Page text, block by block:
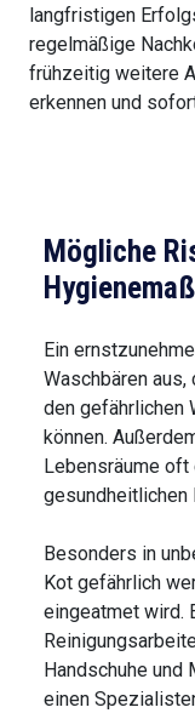
langfristigen
regelmäßige
frühzeitig weitere
erkennen und
Mögliche
Ein
Waschbären
den gefährlichen
können.
Lebensräume oft
gesundheitlichen
Besonders in
Kot gefährlich
eingeatmet wird.
Handschuhe und
einen